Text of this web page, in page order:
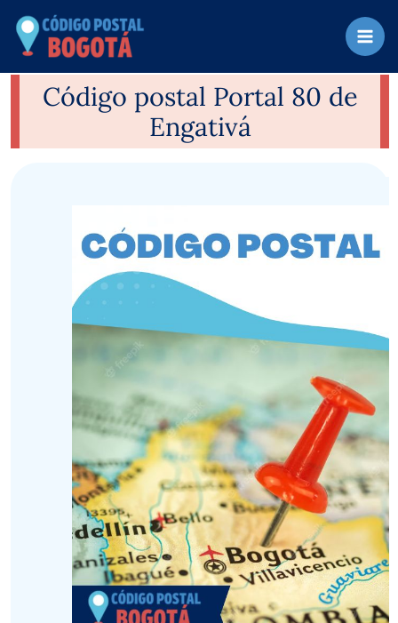
contenido
Código postal Portal 80 de
Engativá